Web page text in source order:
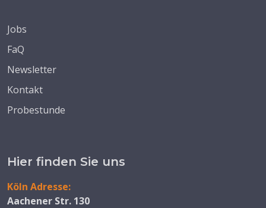
Jobs
FaQ
Newsletter
Kontakt
Probestunde
Hier finden Sie uns
Köln Adresse:
Aachener Str. 130